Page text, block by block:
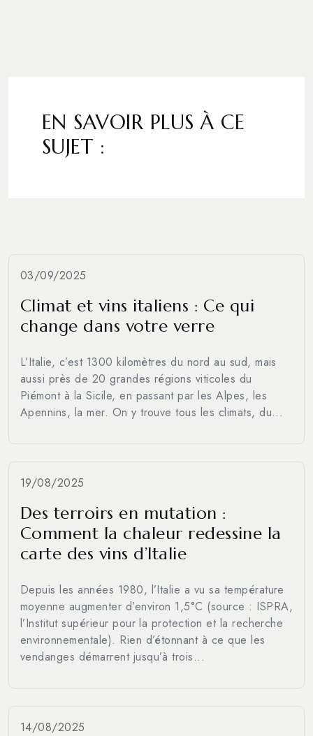
EN SAVOIR PLUS À CE
SUJET :
03/09/2025
Climat et vins italiens : Ce qui
change dans votre verre
L’Italie, c’est 1300 kilomètres du nord au sud, mais
aussi près de 20 grandes régions viticoles du
Piémont à la Sicile, en passant par les Alpes, les
Apennins, la mer. On y trouve tous les climats, du...
19/08/2025
Des terroirs en mutation :
Comment la chaleur redessine la
carte des vins d’Italie
Depuis les années 1980, l’Italie a vu sa température
moyenne augmenter d’environ 1,5°C (source : ISPRA,
l’Institut supérieur pour la protection et la recherche
environnementale). Rien d’étonnant à ce que les
vendanges démarrent jusqu’à trois...
14/08/2025